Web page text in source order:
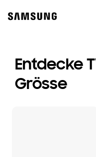
content
Entdecke
Grösse